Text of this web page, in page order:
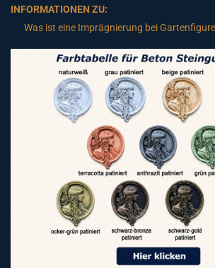
INFORMATIONEN ZU:
Was ist eine Imprägnierung bei